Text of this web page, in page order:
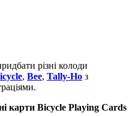
різні колоди
, Bee, Tally-Ho з
карти Bicycle Playing Cards